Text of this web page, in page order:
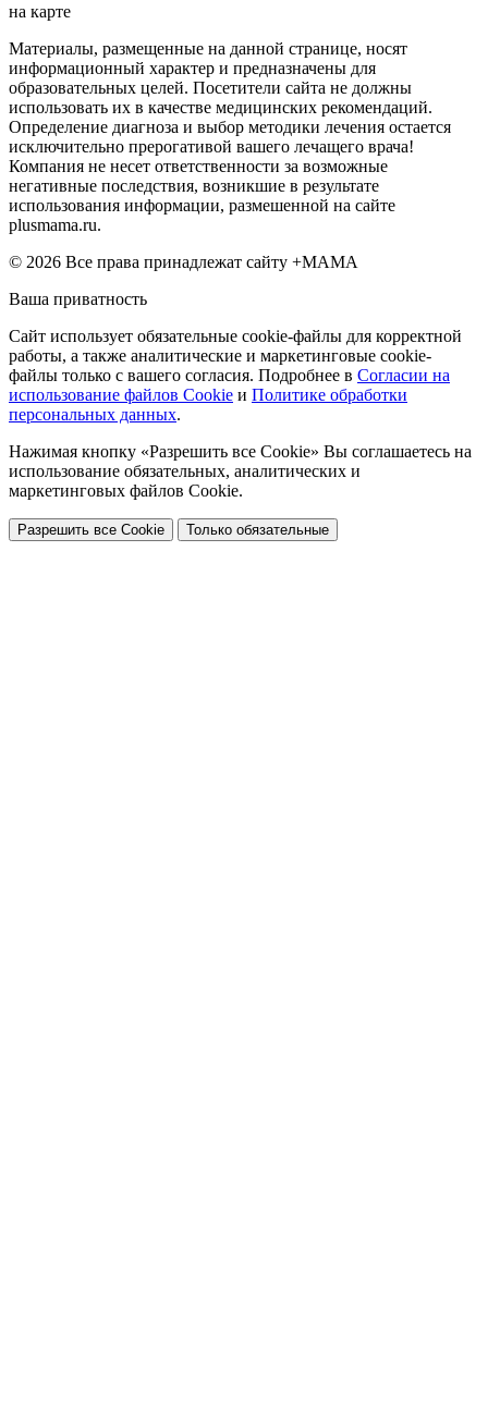
на карте
Материалы, размещенные на данной странице, носят
информационный характер и предназначены для
образовательных целей. Посетители сайта не должны
использовать их в качестве медицинских рекомендаций.
Определение диагноза и выбор методики лечения остается
исключительно прерогативой вашего лечащего врача!
Компания не несет ответственности за возможные
негативные последствия, возникшие в результате
использования информации, размешенной на сайте
plusmama.ru.
© 2026 Все права принадлежат сайту +МАМА
Ваша приватность
Сайт использует обязательные cookie-файлы для корректной
работы, а также аналитические и маркетинговые cookie-
файлы только с вашего согласия. Подробнее в Согласии на
использование файлов Cookie и Политике обработки
персональных данных.
Нажимая кнопку «Разрешить все Cookie» Вы соглашаетесь на
использование обязательных, аналитических и
маркетинговых файлов Cookie.
Разрешить все Cookie Только обязательные